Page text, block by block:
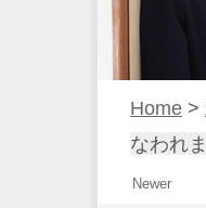
Home >
なわれ
Newer